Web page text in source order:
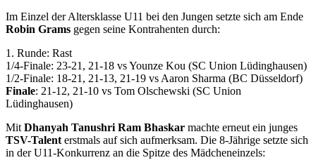
Im Einzel der Altersklasse U11 bei den Jungen setzte sich am Ende
Robin Grams gegen seine Kontrahenten durch:
1. Runde: Rast
1/4-Finale: 23-21, 21-18 vs Younze Kou (SC Union Lüdinghausen)
1/2-Finale: 18-21, 21-13, 21-19 vs Aaron Sharma (BC Düsseldorf)
Finale: 21-12, 21-10 vs Tom Olschewski (SC Union
Lüdinghausen)
Mit Dhanyah Tanushri Ram Bhaskar machte erneut ein junges
TSV-Talent erstmals auf sich aufmerksam. Die 8-Jährige setzte sich
in der U11-Konkurrenz an die Spitze des Mädcheneinzels: